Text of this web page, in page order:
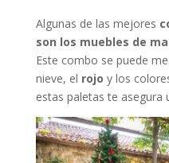
Algunas de las mejores
son los muebles de
Este combo se puede
nieve, el rojo y los
estas paletas te asegura